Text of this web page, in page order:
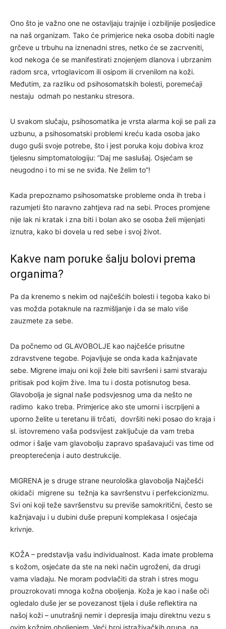
Ono što je važno one ne ostavljaju trajnije i ozbiljnije posljedice
na naš organizam. Tako će primjerice neka osoba dobiti nagle
grčeve u trbuhu na iznenadni stres, netko će se zacrveniti,
kod nekoga će se manifestirati znojenjem dlanova i ubrzanim
radom srca, vrtoglavicom ili osipom ili crvenilom na koži.
Međutim, za razliku od psihosomatskih bolesti, poremećaji
nestaju odmah po nestanku stresora.
U svakom slučaju, psihosomatika je vrsta alarma koji se pali za
uzbunu, a psihosomatski problemi kreću kada osoba jako
dugo guši svoje potrebe, što i jest poruka koju dobiva kroz
tjelesnu simptomatologiju: ”Daj me saslušaj. Osjećam se
neugodno i to mi se ne sviđa. Ne želim to”!
Kada prepoznamo psihosomatske probleme onda ih treba i
razumjeti što naravno zahtjeva rad na sebi. Proces promjene
nije lak ni kratak i zna biti i bolan ako se osoba želi mijenjati
iznutra, kako bi dovela u red sebe i svoj život.
Kakve nam poruke šalju bolovi prema
organima?
Pa da krenemo s nekim od najčešćih bolesti i tegoba kako bi
vas možda potaknule na razmišljanje i da se malo više
zauzmete za sebe.
Da počnemo od GLAVOBOLJE kao najčešće prisutne
zdravstvene tegobe. Pojavljuje se onda kada kažnjavate
sebe. Migrene imaju oni koji žele biti savršeni i sami stvaraju
pritisak pod kojim žive. Ima tu i dosta potisnutog besa.
Glavobolja je signal naše podsvjesnog uma da nešto ne
radimo kako treba. Primjerice ako ste umorni i iscrpljeni a
uporno želite u teretanu ili trčati, dovršiti neki posao do kraja i
sl. istovremeno vaša podsvijest zaključuje da vam treba
odmor i šalje vam glavobolju zapravo spašavajući vas time od
preopterećenja i auto destrukcije.
MIGRENA je s druge strane neurološka glavobolja Najčešći
okidači migrene su težnja ka savršenstvu i perfekcionizmu.
Svi oni koji teže savršenstvu su previše samokritični, često se
kažnjavaju i u dubini duše prepuni komplekasa I osjećaja
krivnje.
KOŽA – predstavlja vašu individualnost. Kada imate problema
s kožom, osjećate da ste na neki način ugroženi, da drugi
vama vladaju. Ne moram podvlačiti da strah i stres mogu
prouzrokovati mnoga kožna oboljenja. Koža je kao i naše oči
ogledalo duše jer se povezanost tijela i duše reflektira na
našoj koži – unutrašnji nemir i depresija imaju direktnu vezu s